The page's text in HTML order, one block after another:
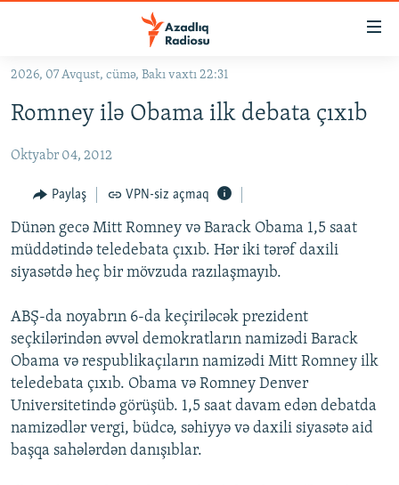
Əsas
qayıt
naviqasiyaya
Axtarışa
keç
KORRUPSIOMETR
#ƏSLINDƏ
FƏRQƏ BAX
QANUNI DOĞRU
ARAŞDIRMA
MULTIMEDIA
FOTOQALEREYA
KARIKATURA
RADIO ARXIV
OXU ZALI
AZƏRBAYCAN ƏDƏBIYYATI KITABXANASI
İSLAM VƏ DEMOKRATIYA
HAQQIMIZDA
PEŞƏ ETIKASI VƏ JURNALISTIKA STANDARTLARIMIZ
BIZI IZLƏ
2026, 07 Avqust, cümə, Bakı vaxtı 22:31
Romney ilə Obama ilk debata çıxıb
Oktyabr 04, 2012
Paylaş VPN-siz açmaq
Dünən gecə Mitt Romney və Barack Obama 1,5 saat
müddətində teledebata çıxıb. Hər iki tərəf daxili
siyasətdə heç bir mövzuda razılaşmayıb.
ABŞ-da noyabrın 6-da keçiriləcək prezident
seçkilərindən əvvəl demokratların namizədi Barack
Obama və respublikaçıların namizədi Mitt Romney ilk
teledebata çıxıb. Obama və Romney Denver
Universitetində görüşüb. 1,5 saat davam edən debatda
namizədlər vergi, büdcə, səhiyyə və daxili siyasətə aid
başqa sahələrdən danışıblar.